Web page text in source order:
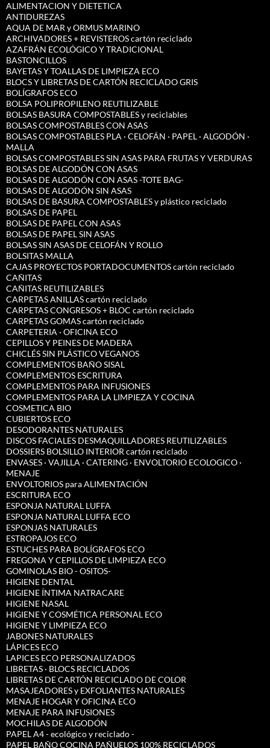
ALIMENTACION Y DIETETICA
ANTIDUREZAS
AQUA DE MAR y ORMUS MARINO
ARCHIVADORES + REVISTEROS cartón reciclado
AZAFRÁN ECOLÓGICO Y TRADICIONAL
BASTONCILLOS
BAYETAS Y TOALLAS DE LIMPIEZA ECO
BLOCS Y LIBRETAS DE CARTÓN RECICLADO GRIS
BOLÍGRAFOS ECO
BOLSA POLIPROPILENO REUTILIZABLE
BOLSAS BASURA COMPOSTABLES y reciclables
BOLSAS COMPOSTABLES CON ASAS
BOLSAS COMPOSTABLES PLA · CELOFÁN · PAPEL · ALGODÓN ·
MALLA
BOLSAS COMPOSTABLES SIN ASAS PARA FRUTAS Y VERDURAS
BOLSAS DE ALGODÓN CON ASAS
BOLSAS DE ALGODÓN CON ASAS -TOTE BAG-
BOLSAS DE ALGODÓN SIN ASAS
BOLSAS DE BASURA COMPOSTABLES y plástico reciclado
BOLSAS DE PAPEL
BOLSAS DE PAPEL CON ASAS
BOLSAS DE PAPEL SIN ASAS
BOLSAS SIN ASAS DE CELOFÁN Y ROLLO
BOLSITAS MALLA
CAJAS PROYECTOS PORTADOCUMENTOS cartón reciclado
CAÑITAS
CAÑITAS REUTILIZABLES
CARPETAS ANILLAS cartón reciclado
CARPETAS CONGRESOS + BLOC cartón reciclado
CARPETAS GOMAS cartón reciclado
CARPETERIA · OFICINA ECO
CEPILLOS Y PEINES DE MADERA
CHICLÉS SIN PLÁSTICO VEGANOS
COMPLEMENTOS BAÑO SISAL
COMPLEMENTOS ESCRITURA
COMPLEMENTOS PARA INFUSIONES
COMPLEMENTOS PARA LA LIMPIEZA Y COCINA
COSMETICA BIO
CUBIERTOS ECO
DESODORANTES NATURALES
DISCOS FACIALES DESMAQUILLADORES REUTILIZABLES
DOSSIERS BOLSILLO INTERIOR cartón reciclado
ENVASES · VAJILLA · CATERING · ENVOLTORIO ECOLOGICO ·
MENAJE
ENVOLTORIOS para ALIMENTACIÓN
ESCRITURA ECO
ESPONJA NATURAL LUFFA
ESPONJA NATURAL LUFFA ECO
ESPONJAS NATURALES
ESTROPAJOS ECO
ESTUCHES PARA BOLÍGRAFOS ECO
FREGONA Y CEPILLOS DE LIMPIEZA ECO
GOMINOLAS BIO - OSITOS-
HIGIENE DENTAL
HIGIENE ÍNTIMA NATRACARE
HIGIENE NASAL
HIGIENE Y COSMÉTICA PERSONAL ECO
HIGIENE Y LIMPIEZA ECO
JABONES NATURALES
LÁPICES ECO
LAPICES ECO PERSONALIZADOS
LIBRETAS · BLOCS RECICLADOS
LIBRETAS DE CARTÓN RECICLADO DE COLOR
MASAJEADORES y EXFOLIANTES NATURALES
MENAJE HOGAR Y OFICINA ECO
MENAJE PARA INFUSIONES
MOCHILAS DE ALGODÓN
PAPEL A4 - ecológico y reciclado -
PAPEL BAÑO COCINA PAÑUELOS 100% RECICLADOS